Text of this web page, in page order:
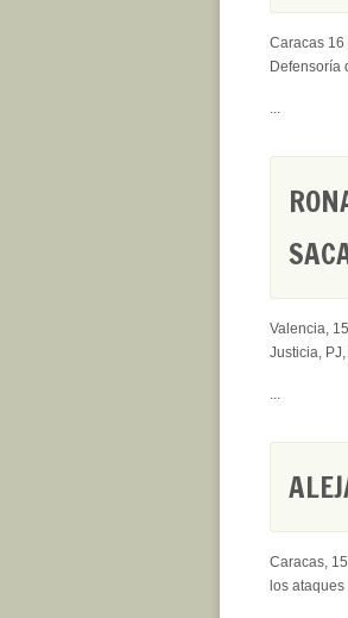
Caracas 16
Defensoría
...
Valencia,
Justicia,
...
Caracas,
los ataques